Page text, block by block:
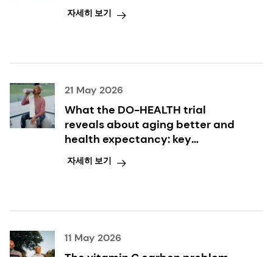
자세히 보기
21 May 2026
What the DO-HEALTH trial
reveals about aging better and
health expectancy: key
takeaways inside
자세히 보기
11 May 2026